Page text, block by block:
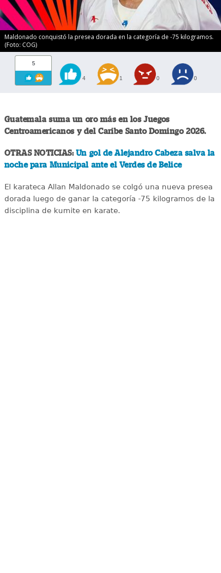
Maldonado conquistó la presea dorada en la categoría de -75 kilogramos.
(Foto: COG)
5
4 1 0 0
Guatemala suma un oro más en los Juegos
Centroamericanos y del Caribe Santo Domingo 2026.
OTRAS NOTICIAS: Un gol de Alejandro Cabeza salva la
noche para Municipal ante el Verdes de Belice
El karateca Allan Maldonado se colgó una nueva presea
dorada luego de ganar la categoría -75 kilogramos de la
disciplina de kumite en karate.